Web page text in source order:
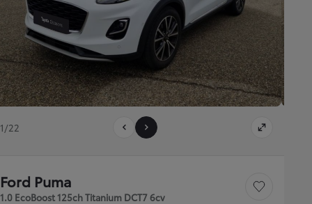
1/22
Ford Puma
1.0 EcoBoost 125ch Titanium DCT7 6cv
Sauvegarder le